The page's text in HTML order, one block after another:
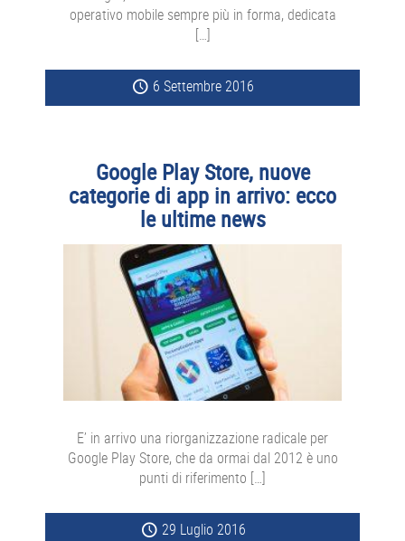
operativo mobile sempre più in forma, dedicata
[…]
6 Settembre 2016
Google Play Store, nuove
categorie di app in arrivo: ecco
le ultime news
E’ in arrivo una riorganizzazione radicale per
Google Play Store, che da ormai dal 2012 è uno
punti di riferimento […]
29 Luglio 2016